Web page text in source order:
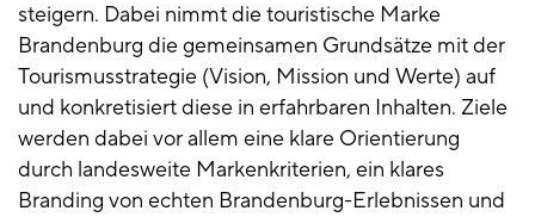
steigern. Dabei nimmt die touristische Marke
Brandenburg die gemeinsamen Grundsätze mit der
Tourismusstrategie (Vision, Mission und Werte) auf
und konkretisiert diese in erfahrbaren Inhalten. Ziele
werden dabei vor allem eine klare Orientierung
durch landesweite Markenkriterien, ein klares
Branding von echten Brandenburg-Erlebnissen und